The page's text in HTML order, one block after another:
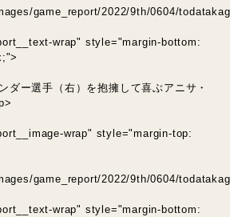
game_report/2022/9th/0604/
wrap" style="margin-bottom:
ダー選手（右）を抱擁して喜ぶアニサ・
wrap" style="margin-top:
game_report/2022/9th/0604/
wrap" style="margin-bottom: